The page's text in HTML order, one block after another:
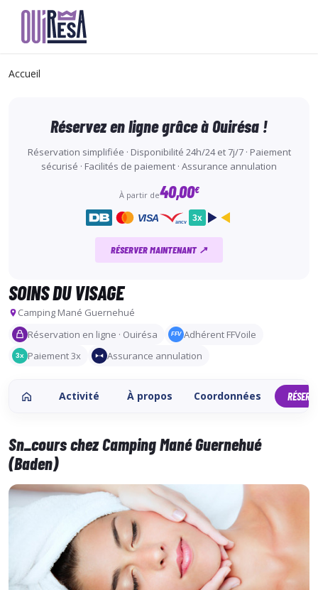
contenu
Accueil
SOINS DU VISAGE
Camping Mané Guernehué
Réservation en ligne · Ouirésa
FFV Adhérent FFVoile
3x Paiement 3x Assurance annulation
Activité À propos Coordonnées
Sn_cours chez Camping Mané Guernehué
(Baden)
Réservez en ligne grâce à Ouirésa !
Réservation simplifiée · Disponibilité 24h/24 et 7j/7 · Paiement
sécurisé · Facilités de paiement · Assurance annulation
À partir de40,00€
VISA ancv 3x
RÉSERVER MAINTENANT ↗